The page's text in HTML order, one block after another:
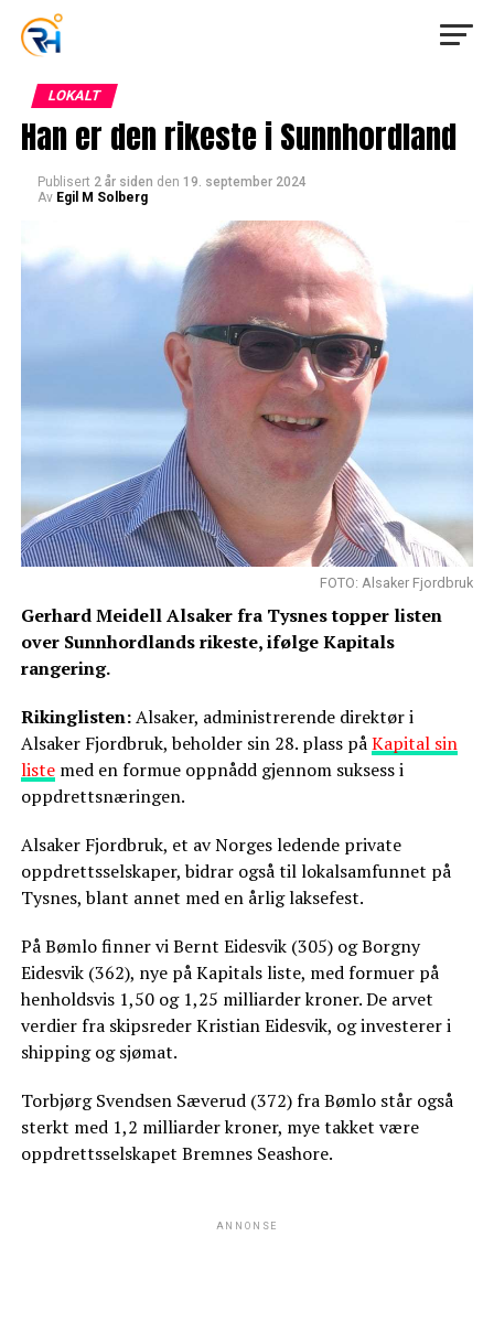
LOKALT
Han er den rikeste i Sunnhordland
Publisert 2 år siden den 19. september 2024
Av Egil M Solberg
FOTO: Alsaker Fjordbruk
Gerhard Meidell Alsaker fra Tysnes topper listen
over Sunnhordlands rikeste, ifølge Kapitals
rangering.
Rikinglisten:Alsaker, administrerende direktør i
Alsaker Fjordbruk, beholder sin 28. plass påKapital sin
listemed en formue oppnådd gjennom suksess i
oppdrettsnæringen.
Alsaker Fjordbruk, et av Norges ledende private
oppdrettsselskaper, bidrar også til lokalsamfunnet på
Tysnes, blant annet med en årlig laksefest.
På Bømlo finner vi Bernt Eidesvik (305) og Borgny
Eidesvik (362), nye på Kapitals liste, med formuer på
henholdsvis 1,50 og 1,25 milliarder kroner. De arvet
verdier fra skipsreder Kristian Eidesvik, og investerer i
shipping og sjømat.
Torbjørg Svendsen Sæverud (372) fra Bømlo står også
sterkt med 1,2 milliarder kroner, mye takket være
oppdrettsselskapet Bremnes Seashore.
ANNONSE